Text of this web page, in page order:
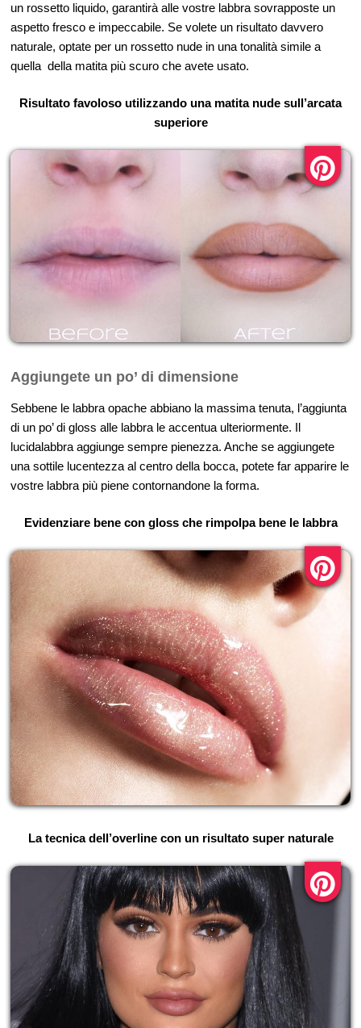
un rossetto liquido, garantirà alle vostre labbra sovrapposte un
aspetto fresco e impeccabile. Se volete un risultato davvero
naturale, optate per un rossetto nude in una tonalità simile a
quella della matita più scuro che avete usato.
Risultato favoloso utilizzando una matita nude sull’arcata
superiore
Aggiungete un po’ di dimensione
Sebbene le labbra opache abbiano la massima tenuta, l’aggiunta
di un po’ di gloss alle labbra le accentua ulteriormente. Il
lucidalabbra aggiunge sempre pienezza. Anche se aggiungete
una sottile lucentezza al centro della bocca, potete far apparire le
vostre labbra più piene contornandone la forma.
Evidenziare bene con gloss che rimpolpa bene le labbra
La tecnica dell’overline con un risultato super naturale